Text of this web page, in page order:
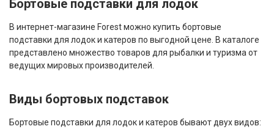
Бортовые подставки для лодок
В интернет-магазине Forest можно купить бортовые
подставки для лодок и катеров по выгодной цене. В каталоге
представлено множество товаров для рыбалки и туризма от
ведущих мировых производителей.
Виды бортовых подставок
Бортовые подставки для лодок и катеров бывают двух видов: